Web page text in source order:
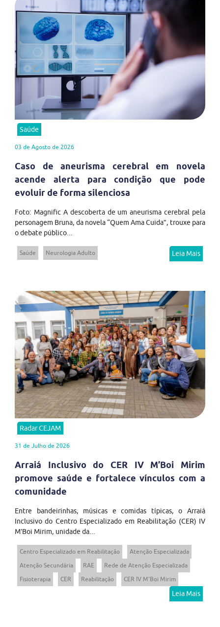
Saúde
03 de Agosto de 2026
Caso de aneurisma cerebral em novela
acende alerta para condição que pode
evoluir de forma silenciosa
Foto: Magnific A descoberta de um aneurisma cerebral pela
personagem Bruna, da novela “Quem Ama Cuida”, trouxe para
o debate público...
Saúde Neurologia Adulto Leia Mais
Radar CEJAM
31 de Julho de 2026
Arraiá Inclusivo do CER IV M’Boi Mirim
promove saúde e fortalece vínculos com a
comunidade
Entre bandeirinhas, músicas e comidas típicas, o Arraiá
Inclusivo do Centro Especializado em Reabilitação (CER) IV
M’Boi Mirim, unidade da...
Centro Especializado em Reabilitação
Atenção Especializada
Atenção Secundária
RAE
Rede de Atenção Especializada
Fisioterapia
CER Reabilitação CER IV M'Boi Mirim
Leia Mais